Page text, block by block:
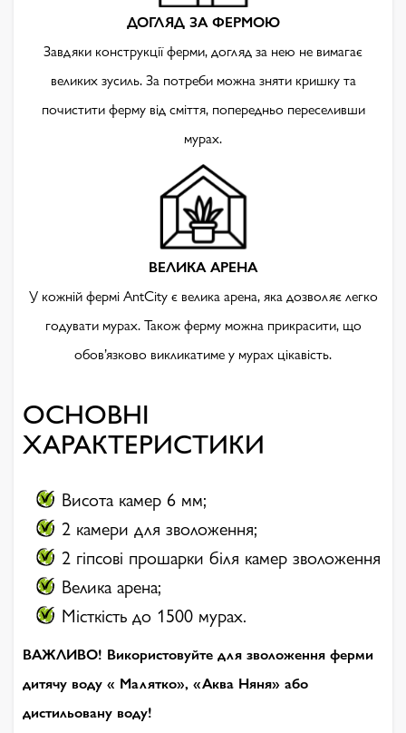
ДОГЛЯД ЗА ФЕРМОЮ
Завдяки конструкції ферми, догляд за нею не вимагає
великих зусиль. За потреби можна зняти кришку та
почистити ферму від сміття, попередньо переселивши
мурах.
ВЕЛИКА АРЕНА
У кожній фермі AntCity є велика арена, яка дозволяє легко
годувати мурах. Також ферму можна прикрасити, що
обов’язково викликатиме у мурах цікавість.
ОСНОВНІ
ХАРАКТЕРИСТИКИ
Висота камер 6 мм;
2 камери для зволоження;
2 гіпсові прошарки біля камер зволоження
Велика арена;
Місткість до 1500 мурах.
ВАЖЛИВО! Використовуйте для зволоження ферми
дитячу воду « Малятко», «Аква Няня» або
дистильовану воду!